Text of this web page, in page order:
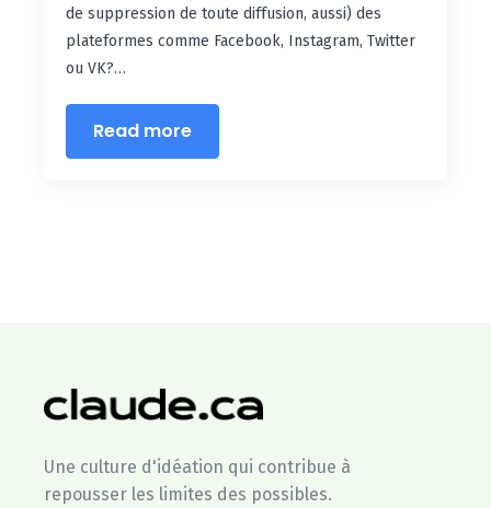
de suppression de toute diffusion, aussi) des
plateformes comme Facebook, Instagram, Twitter
ou VK?…
Read more
Une culture d'idéation qui contribue à
repousser les limites des possibles.